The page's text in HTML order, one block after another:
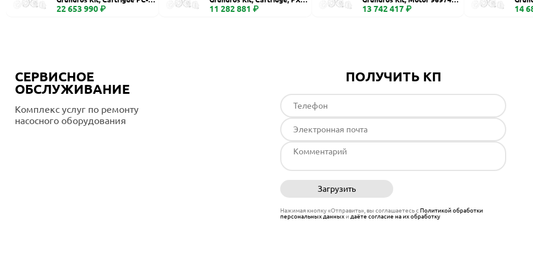
400
22 653 990 ₽
260, Ceramic
11 282 881 ₽
6 S fr74
13 742 417 ₽
00,
14
СЕРВИСНОЕ
ОБСЛУЖИВАНИЕ
Комплекс услуг по ремонту
насосного оборудования
ПОЛУЧИТЬ КП
Загрузить
Нажимая кнопку «Отправить», вы соглашаетесь сПолитикой обработки
персональных данныхи даёте согласие на их обработку